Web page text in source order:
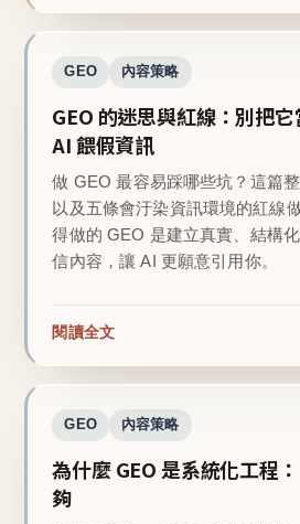
GEO 內容策略
GEO 的迷思與紅線：別把
AI 餵假資訊
做 GEO 最容易踩哪些坑？這篇
以及五條會汙染資訊環境的紅線
得做的 GEO 是建立真實、結構
信內容，讓 AI 更願意引用你。
閱讀全文
GEO 內容策略
為什麼 GEO 是系統化工程
夠